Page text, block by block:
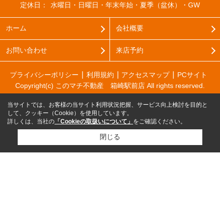
定休日：
水曜日・日曜日・年末年始・夏季（盆休）・GW
ホーム 会社概要
お問い合わせ 来店予約
プライバシーポリシー 利用規約 アクセスマップ
PCサイト
Copyright(c) このマチ不動産 箱崎駅前店 All rights reserved.
当サイトでは、お客様の当サイト利用状況把握、サービス向上検討を目的と
して、クッキー（Cookie）を使用しています。
詳しくは、当社の 「Cookieの取扱いについて」 をご確認ください。
閉じる